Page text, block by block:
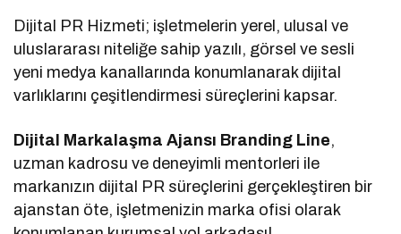
Dijital PR Hizmeti; işletmelerin yerel, ulusal ve
uluslararası niteliğe sahip yazılı, görsel ve sesli
yeni medya kanallarında konumlanarak dijital
varlıklarını çeşitlendirmesi süreçlerini kapsar.
Dijital Markalaşma Ajansı Branding Line,
uzman kadrosu ve deneyimli mentorleri ile
markanızın dijital PR süreçlerini gerçekleştiren bir
ajanstan öte, işletmenizin marka ofisi olarak